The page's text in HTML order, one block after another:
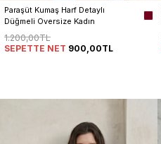
Paraşüt Kumaş Harf Detaylı
Düğmeli Oversize Kadın
Gömlek
1.200,00TL
SEPETTE NET 900,00TL